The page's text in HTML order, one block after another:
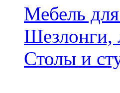
Мебель
Шезлонги,
Столы и